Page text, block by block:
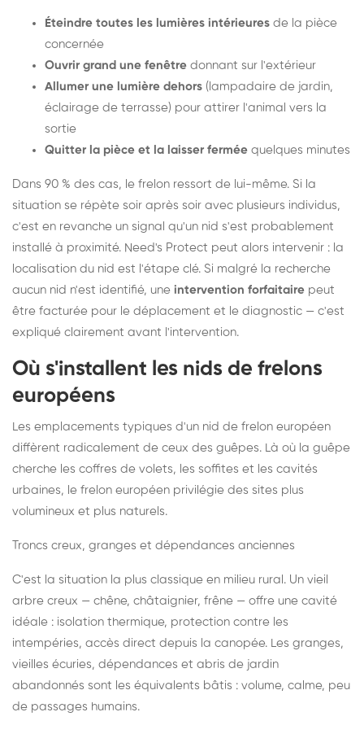
Éteindre toutes les lumières intérieures de la pièce
concernée
Ouvrir grand une fenêtre donnant sur l'extérieur
Allumer une lumière dehors (lampadaire de jardin,
éclairage de terrasse) pour attirer l'animal vers la
sortie
Quitter la pièce et la laisser fermée quelques minutes
Dans 90 % des cas, le frelon ressort de lui-même. Si la
situation se répète soir après soir avec plusieurs individus,
c'est en revanche un signal qu'un nid s'est probablement
installé à proximité. Need's Protect peut alors intervenir : la
localisation du nid est l'étape clé. Si malgré la recherche
aucun nid n'est identifié, une intervention forfaitaire peut
être facturée pour le déplacement et le diagnostic — c'est
expliqué clairement avant l'intervention.
Où s'installent les nids de frelons
européens
Les emplacements typiques d'un nid de frelon européen
diffèrent radicalement de ceux des guêpes. Là où la guêpe
cherche les coffres de volets, les soffites et les cavités
urbaines, le frelon européen privilégie des sites plus
volumineux et plus naturels.
Troncs creux, granges et dépendances anciennes
C'est la situation la plus classique en milieu rural. Un vieil
arbre creux — chêne, châtaignier, frêne — offre une cavité
idéale : isolation thermique, protection contre les
intempéries, accès direct depuis la canopée. Les granges,
vieilles écuries, dépendances et abris de jardin
abandonnés sont les équivalents bâtis : volume, calme, peu
de passages humains.